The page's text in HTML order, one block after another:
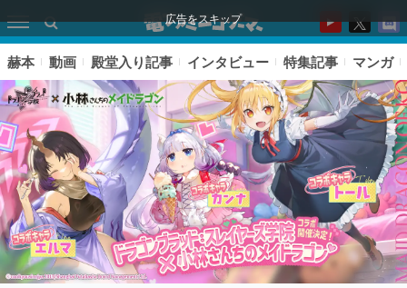
広告をスキップ
赫本 動画 殿堂入り記事 インタビュー 特集記事 マンガ